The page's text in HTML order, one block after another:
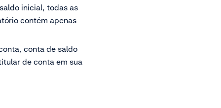
inicial, todas as
contém apenas
conta de saldo
de conta em sua